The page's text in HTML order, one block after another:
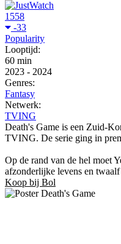
1558
-33
Popularity
Looptijd:
60 min
2023 - 2024
Genres:
Fantasy
Netwerk:
TVING
Death's Game is een Zuid-
TVING. De serie ging in
Op de rand van de hel moet
afzonderlijke levens en
Koop bij Bol